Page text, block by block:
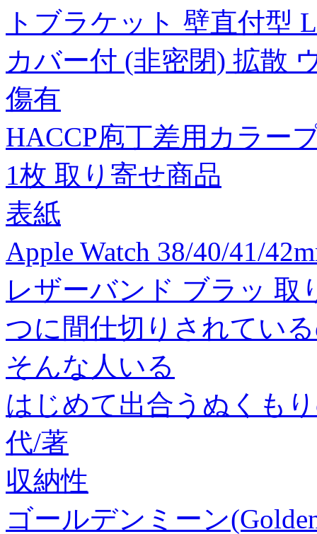
トブラケット 壁直付型
カバー付 (非密閉) 拡散
傷有
HACCP庖丁差用カラー
1枚 取り寄せ商品
表紙
Apple Watch 38/40/41/
レザーバンド ブラッ 取
つに間仕切りされてい
そんな人いる
はじめて出合うぬくも
代/著
収納性
ゴールデンミーン